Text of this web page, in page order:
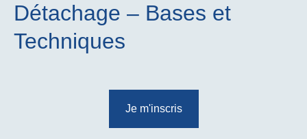
Détachage – Bases et
Techniques
Je m'inscris